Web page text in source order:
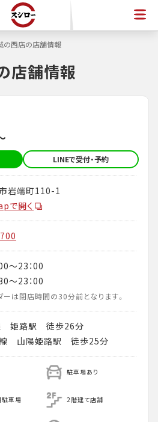
の西店の店舗情報
店舗情報
LINEで受付・予約
岩端町110-1
で開く
～23：00
～23：00
ーは閉店時間の30分前となります。
姫路駅 徒歩26分
線 山陽姫路駅 徒歩25分
駐車場あり
車場 2階建て店舗